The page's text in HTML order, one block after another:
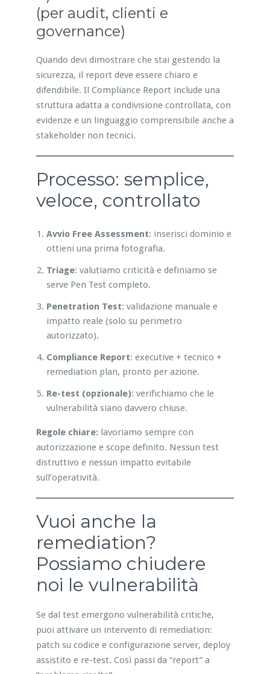
(per audit, clienti e
governance)
Quando devi dimostrare che stai gestendo la
sicurezza, il report deve essere chiaro e
difendibile. Il Compliance Report include una
struttura adatta a condivisione controllata, con
evidenze e un linguaggio comprensibile anche a
stakeholder non tecnici.
Processo: semplice,
veloce, controllato
Avvio Free Assessment: inserisci dominio e
ottieni una prima fotografia.
Triage: valutiamo criticità e definiamo se
serve Pen Test completo.
Penetration Test: validazione manuale e
impatto reale (solo su perimetro
autorizzato).
Compliance Report: executive + tecnico +
remediation plan, pronto per azione.
Re-test (opzionale): verifichiamo che le
vulnerabilità siano davvero chiuse.
Regole chiare: lavoriamo sempre con
autorizzazione e scope definito. Nessun test
distruttivo e nessun impatto evitabile
sull’operatività.
Vuoi anche la
remediation?
Possiamo chiudere
noi le vulnerabilità
Se dal test emergono vulnerabilità critiche,
puoi attivare un intervento di remediation:
patch su codice e configurazione server, deploy
assistito e re-test. Così passi da “report” a